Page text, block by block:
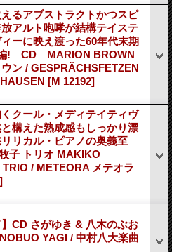
るアブストラクトかつスピ
アルト咆哮が結構テイステ
ーに映え渡った60年代末期
! CD MARION BROWN
ン / GESPRÄCHSFETZEN
[M 12192]
クール・メディテイティヴ
構えた熟成感もしっかり漂
リカル・ピアノの奥義至
トリオ MAKIKO
/ METEORA メテオラ
】CD さがゆき & 八木のぶお
YAGI / 中村八大楽曲